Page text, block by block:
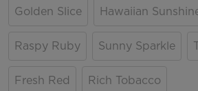
Golden Slice Hawaiian
Raspy Ruby Sunny Sparkle
Fresh Red Rich Tobacco